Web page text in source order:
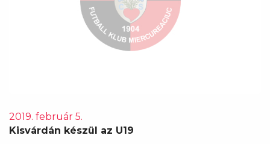
2019. február 5.
Kisvárdán készül az U19